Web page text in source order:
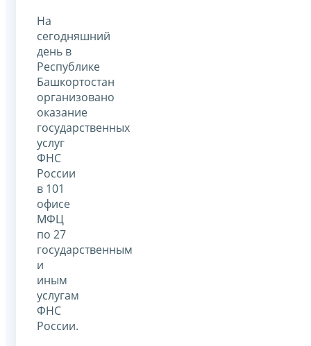
На
сегодняшний
день в
Республике
Башкортостан
организовано
оказание
государственных
услуг
ФНС
России
в 101
офисе
МФЦ
по 27
государственным
и
иным
услугам
ФНС
России.